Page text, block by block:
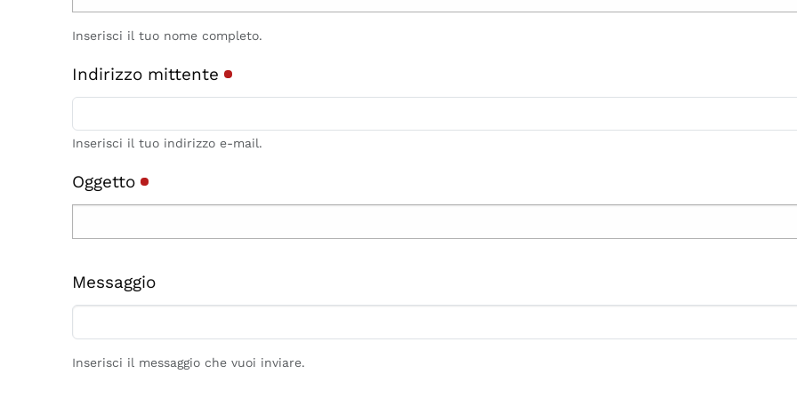
Inserisci il tuo nome completo.
Indirizzo mittente
Inserisci il tuo indirizzo e-mail.
Oggetto
Messaggio
Inserisci il messaggio che vuoi inviare.